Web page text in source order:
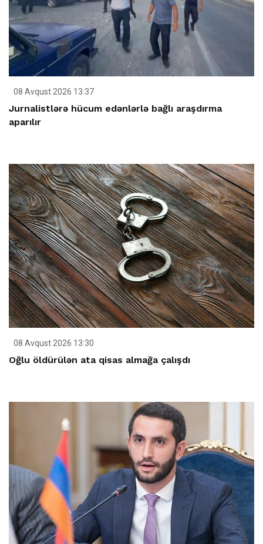
08 Avqust 2026 13:37
Jurnalistlərə hücum edənlərlə bağlı araşdırma
aparılır
08 Avqust 2026 13:30
Oğlu öldürülən ata qisas almağa çalışdı